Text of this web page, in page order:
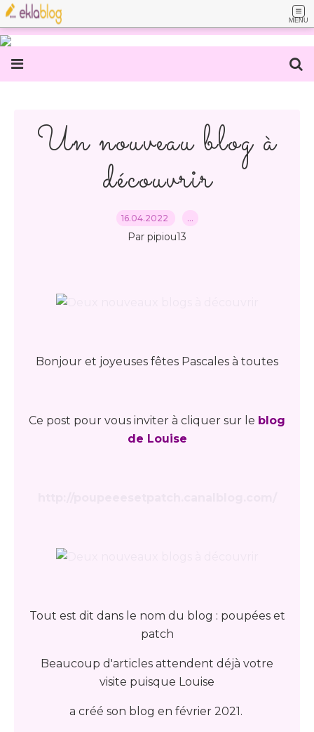
MENU
Un nouveau blog à
découvrir
16.04.2022 …
Par pipiou13
Bonjour et joyeuses fêtes Pascales à toutes
Ce post pour vous inviter à cliquer sur le blog
de Louise
Tout est dit dans le nom du blog : poupées et
patch
Beaucoup d'articles attendent déjà votre
visite puisque Louise
a créé son blog en février 2021.